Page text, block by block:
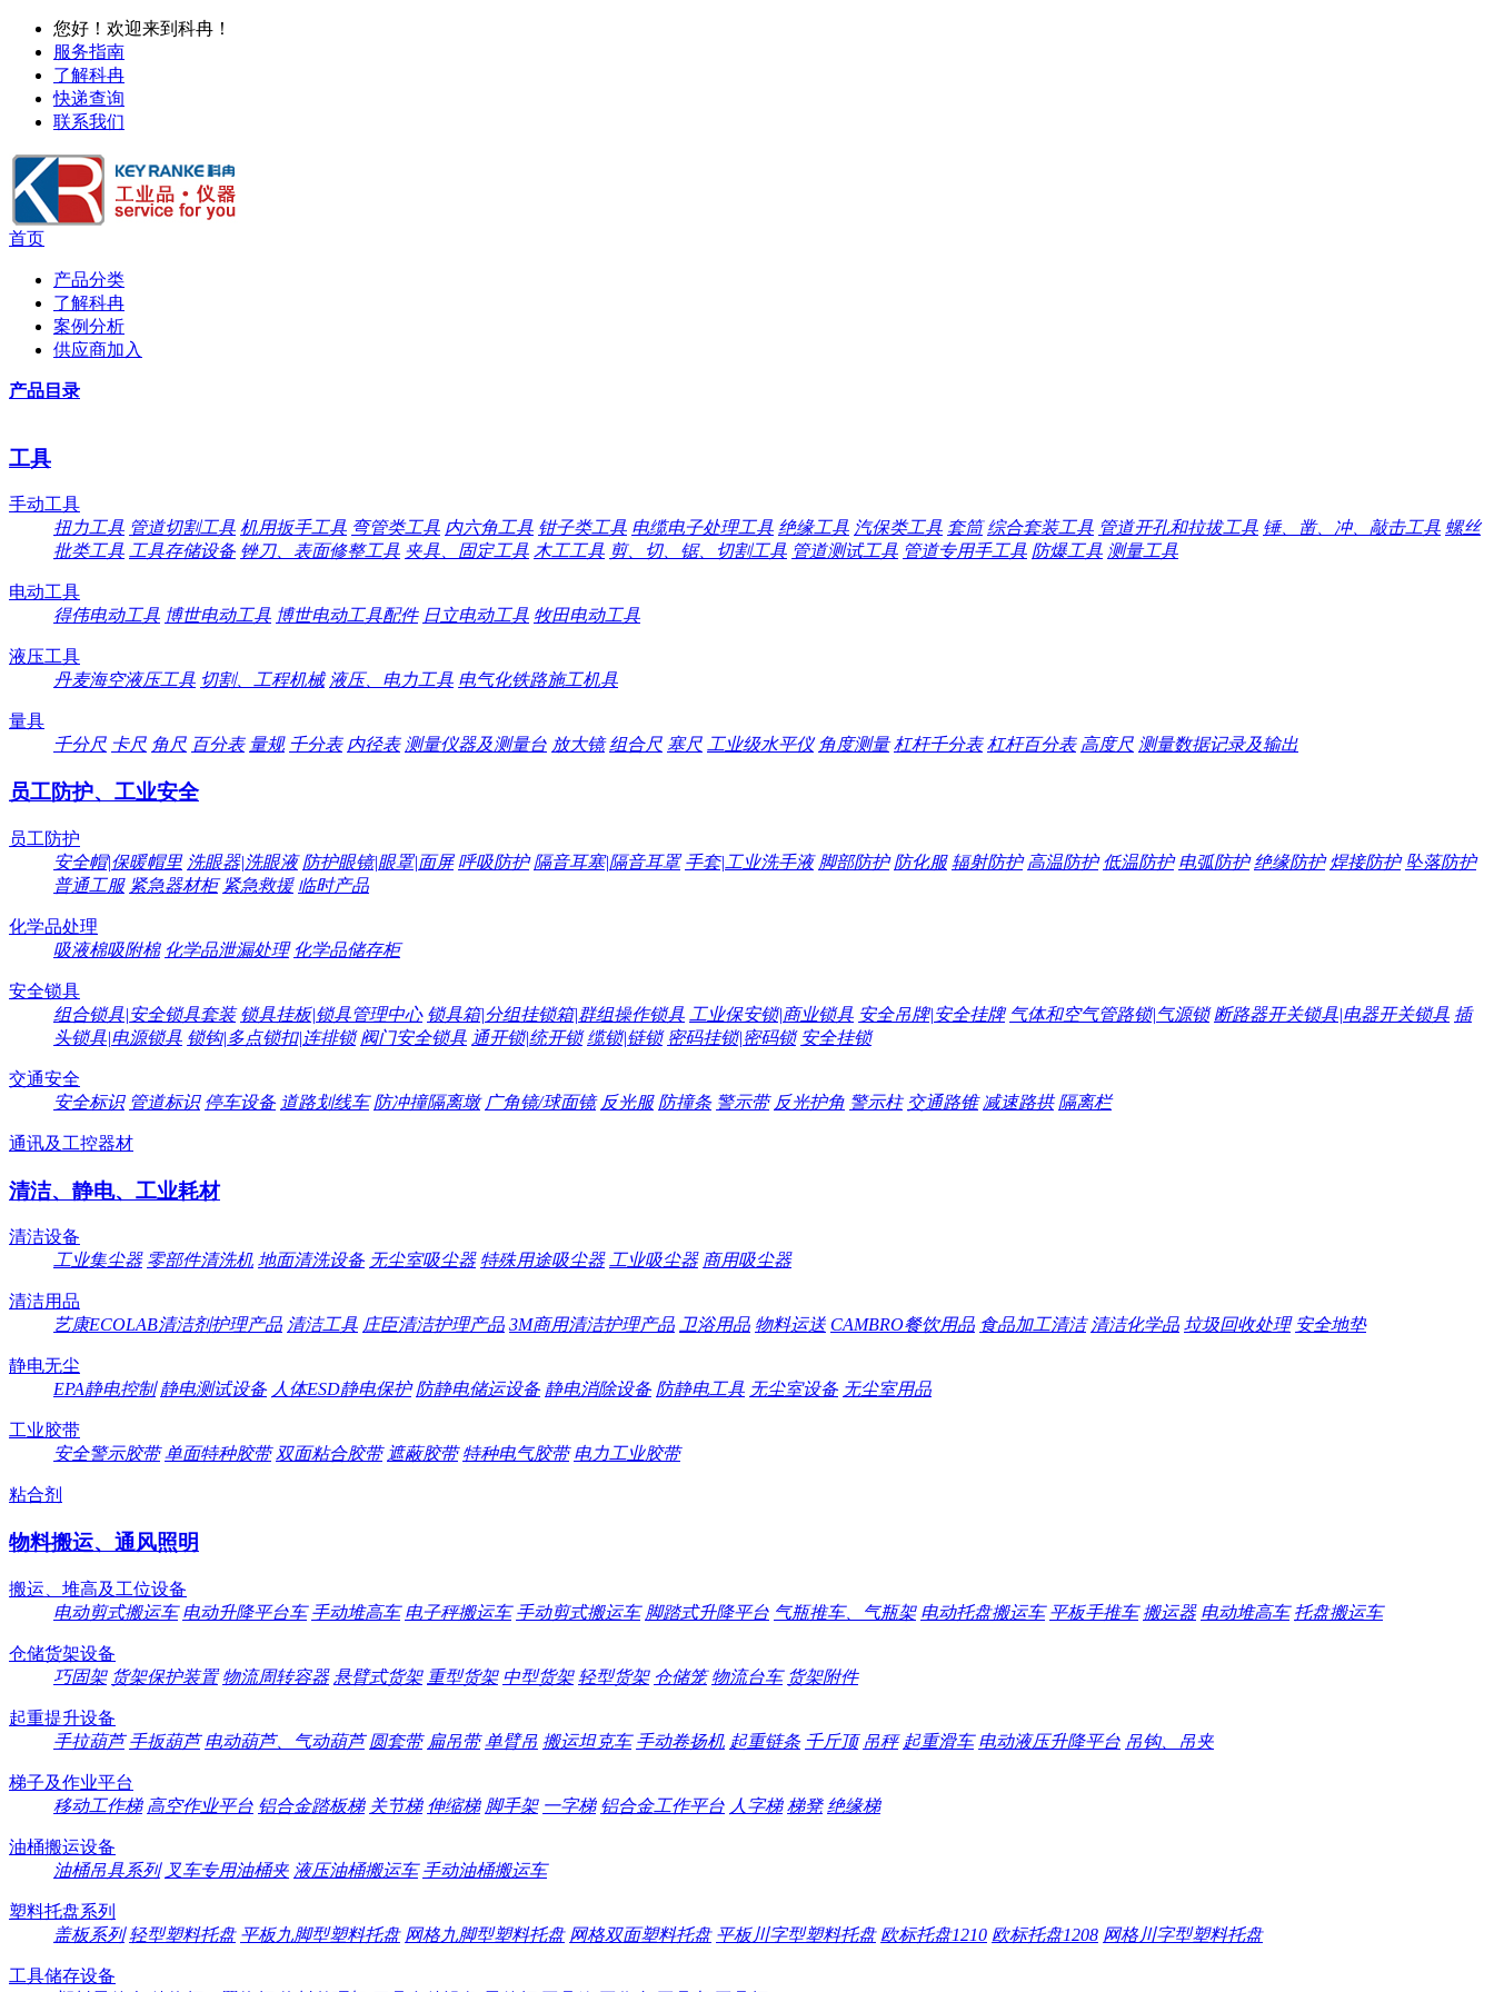
您好！欢迎来到科冉！
服务指南
了解科冉
快递查询
联系我们
首页
产品分类
了解科冉
案例分析
供应商加入
产品目录
工具
手动工具
扭力工具 管道切割工具 机用扳手工具 弯管类工具 内六角工具 钳子类工具 电缆电子处理工具 绝缘工具 汽保类工具 套筒 综合套装工具 管道开孔和拉拔工具 锤、凿、冲、敲击工具 螺丝
批类工具 工具存储设备 锉刀、表面修整工具 夹具、固定工具 木工工具 剪、切、锯、切割工具 管道测试工具 管道专用手工具 防爆工具 测量工具
电动工具
得伟电动工具 博世电动工具 博世电动工具配件 日立电动工具 牧田电动工具
液压工具
丹麦海空液压工具 切割、工程机械 液压、电力工具 电气化铁路施工机具
量具
千分尺 卡尺 角尺 百分表 量规 千分表 内径表 测量仪器及测量台 放大镜 组合尺 塞尺 工业级水平仪 角度测量 杠杆千分表 杠杆百分表 高度尺 测量数据记录及输出
员工防护、工业安全
员工防护
安全帽|保暖帽里 洗眼器|洗眼液 防护眼镜|眼罩|面屏 呼吸防护 隔音耳塞|隔音耳罩 手套|工业洗手液 脚部防护 防化服 辐射防护 高温防护 低温防护 电弧防护 绝缘防护 焊接防护 坠落防护
普通工服 紧急器材柜 紧急救援 临时产品
化学品处理
吸液棉吸附棉 化学品泄漏处理 化学品储存柜
安全锁具
组合锁具|安全锁具套装 锁具挂板|锁具管理中心 锁具箱|分组挂锁箱|群组操作锁具 工业保安锁|商业锁具 安全吊牌|安全挂牌 气体和空气管路锁|气源锁 断路器开关锁具|电器开关锁具 插
头锁具|电源锁具 锁钩|多点锁扣|连排锁 阀门安全锁具 通开锁|统开锁 缆锁|链锁 密码挂锁|密码锁 安全挂锁
交通安全
安全标识 管道标识 停车设备 道路划线车 防冲撞隔离墩 广角镜/球面镜 反光服 防撞条 警示带 反光护角 警示柱 交通路锥 减速路拱 隔离栏
通讯及工控器材
清洁、静电、工业耗材
清洁设备
工业集尘器 零部件清洗机 地面清洗设备 无尘室吸尘器 特殊用途吸尘器 工业吸尘器 商用吸尘器
清洁用品
艺康ECOLAB清洁剂护理产品 清洁工具 庄臣清洁护理产品 3M商用清洁护理产品 卫浴用品 物料运送 CAMBRO餐饮用品 食品加工清洁 清洁化学品 垃圾回收处理 安全地垫
静电无尘
EPA静电控制 静电测试设备 人体ESD静电保护 防静电储运设备 静电消除设备 防静电工具 无尘室设备 无尘室用品
工业胶带
安全警示胶带 单面特种胶带 双面粘合胶带 遮蔽胶带 特种电气胶带 电力工业胶带
粘合剂
物料搬运、通风照明
搬运、堆高及工位设备
电动剪式搬运车 电动升降平台车 手动堆高车 电子秤搬运车 手动剪式搬运车 脚踏式升降平台 气瓶推车、气瓶架 电动托盘搬运车 平板手推车 搬运器 电动堆高车 托盘搬运车
仓储货架设备
巧固架 货架保护装置 物流周转容器 悬臂式货架 重型货架 中型货架 轻型货架 仓储笼 物流台车 货架附件
起重提升设备
手拉葫芦 手扳葫芦 电动葫芦、气动葫芦 圆套带 扁吊带 单臂吊 搬运坦克车 手动卷扬机 起重链条 千斤顶 吊秤 起重滑车 电动液压升降平台 吊钩、吊夹
梯子及作业平台
移动工作梯 高空作业平台 铝合金踏板梯 关节梯 伸缩梯 脚手架 一字梯 铝合金工作平台 人字梯 梯凳 绝缘梯
油桶搬运设备
油桶吊具系列 叉车专用油桶夹 液压油桶搬运车 手动油桶搬运车
塑料托盘系列
盖板系列 轻型塑料托盘 平板九脚型塑料托盘 网格九脚型塑料托盘 网格双面塑料托盘 平板川字型塑料托盘 欧标托盘1210 欧标托盘1208 网格川字型塑料托盘
工具储存设备